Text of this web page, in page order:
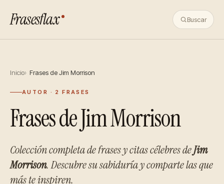
Frasesflax Buscar
Inicio Frases de Jim Morrison
AUTOR · 2 FRASES
Frases de Jim Morrison
Colección completa de frases y citas célebres deJim
Morrison. Descubre su sabiduría y comparte las que
más te inspiren.